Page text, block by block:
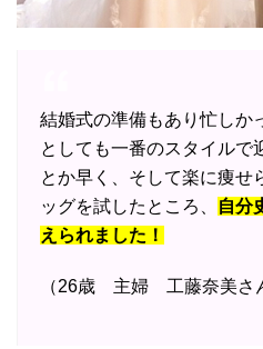
結婚式の準備もあり忙しか
としても一番のスタイルで
とか早く、そして楽に痩せ
ッグを試したところ、
自分
えられました！
（26歳 主婦 工藤奈美さ